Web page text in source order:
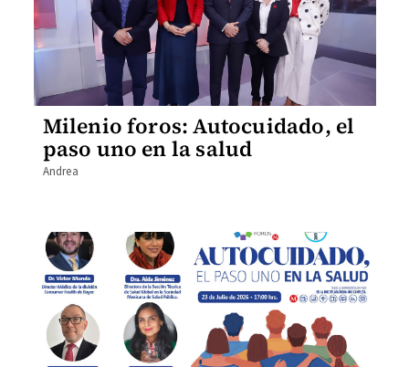
Milenio foros: Autocuidado, el
paso uno en la salud
Andrea